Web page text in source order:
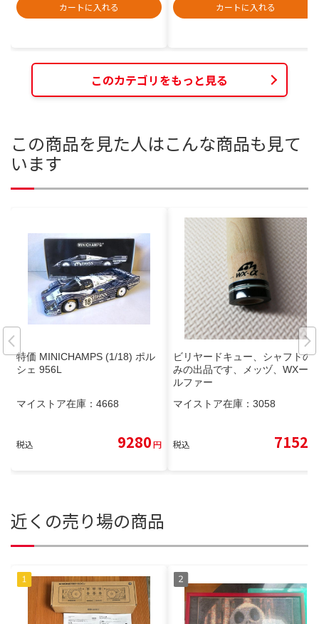
カートに入れる
カートに入れる
このカテゴリをもっと見る
この商品を見た人はこんな商品も見て
います
特価 MINICHAMPS (1/18) ポル
シェ 956L
マイストア在庫： 4668
税込 9280円
ビリヤードキュー、シャフトの
みの出品です、メッヅ、WXーア
ルファー
マイストア在庫： 3058
税込 7152
近くの売り場の商品